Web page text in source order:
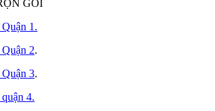
GÓI
1.
2.
3.
4.